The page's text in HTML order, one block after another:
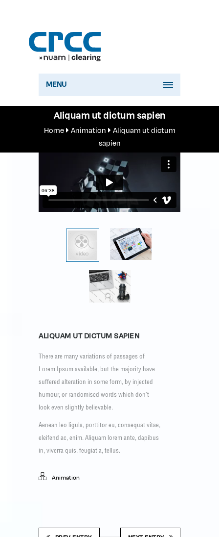
MENU
Aliquam ut dictum sapien
Home Animation
Aliquam ut dictum
sapien
ALIQUAM UT DICTUM SAPIEN
There are many variations of passages of
Lorem Ipsum available, but the majority have
suffered alteration in some form, by injected
humour, or randomised words which don’t
look even slightly believable.
Aenean leo ligula, porttitor eu, consequat vitae,
eleifend ac, enim. Aliquam lorem ante, dapibus
in, viverra quis, feugiat a, tellus.
Animation